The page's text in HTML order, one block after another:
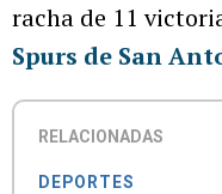
racha de 11
Spurs de San
RELACIONADAS
DEPORTES